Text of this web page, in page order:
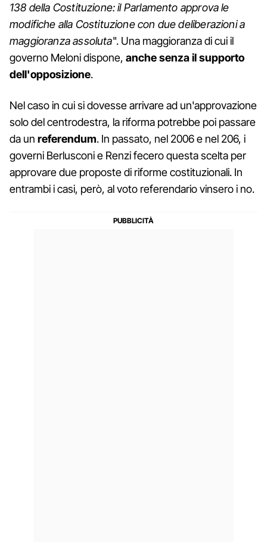
138 della Costituzione: il Parlamento approva le
modifiche alla Costituzione con due deliberazioni a
maggioranza assoluta". Una maggioranza di cui il
governo Meloni dispone, anche senza il supporto
dell'opposizione.
Nel caso in cui si dovesse arrivare ad un'approvazione
solo del centrodestra, la riforma potrebbe poi passare
da un referendum. In passato, nel 2006 e nel 206, i
governi Berlusconi e Renzi fecero questa scelta per
approvare due proposte di riforme costituzionali. In
entrambi i casi, però, al voto referendario vinsero i no.